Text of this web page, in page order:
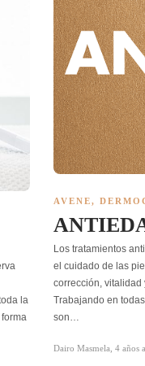
AVENE,
Los tratamientos
el cuidado de las
corrección, vitalidad
Trabajando en
son…
Dairo Masmela 4 años
la